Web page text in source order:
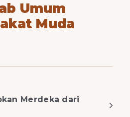
Umum
Muda
Merdeka dari